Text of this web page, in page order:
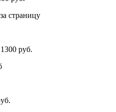
страницу
руб.